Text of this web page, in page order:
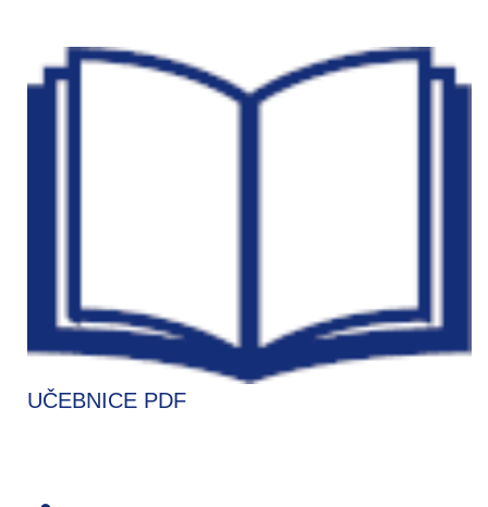
UČEBNICE PDF